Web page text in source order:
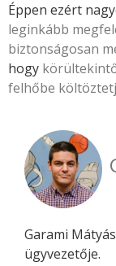
Éppen ezért
leginkább
biztonságosan
hogy
felhőbe
Garami
ügyvezetője.